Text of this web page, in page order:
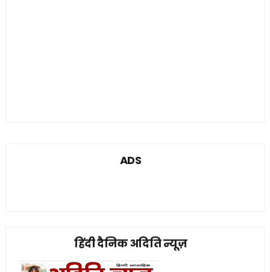
ADS
हिंदी दैनिक अदिति न्यूज़